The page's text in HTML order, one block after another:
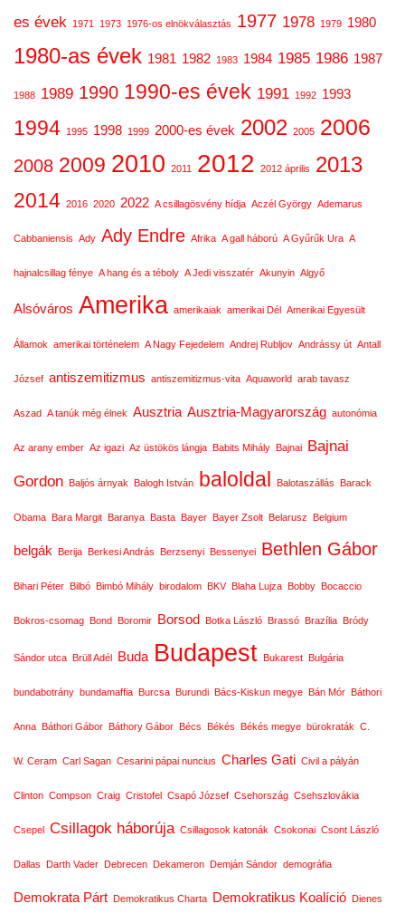
es évek 1971 1973 1976-os elnökválasztás 1977 1978 1979 1980
1980-as évek 1981 1982 1983 1984 1985 1986 1987
1988 1989 1990 1990-es évek 1991 1992 1993
1994 1995 1998 1999 2000-es évek 2002 2005 2006
2008 2009 2010 2011 2012 2012 április 2013
2014 2016 2020 2022 A csillagösvény hídja Aczél György Ademarus
Cabbaniensis Ady Ady Endre Afrika A gall háború A Gyűrűk Ura A
hajnalcsillag fénye A hang és a téboly A Jedi visszatér Akunyin Algyő
Alsóváros Amerika amerikaiak amerikai Dél Amerikai Egyesült
Államok amerikai történelem A Nagy Fejedelem Andrej Rubljov Andrássy út Antall
József antiszemitizmus antiszemitizmus-vita Aquaworld arab tavasz
Aszad A tanúk még élnek Ausztria Ausztria-Magyarország autonómia
Az arany ember Az igazi Az üstökös lángja Babits Mihály Bajnai Bajnai
Gordon Baljós árnyak Balogh István baloldal Balotaszállás Barack
Obama Bara Margit Baranya Basta Bayer Bayer Zsolt Belarusz Belgium
belgák Berija Berkesi András Berzsenyi Bessenyei Bethlen Gábor
Bihari Péter Bilbó Bimbó Mihály birodalom BKV Blaha Lujza Bobby Bocaccio
Bokros-csomag Bond Boromir Borsod Botka László Brassó Brazília Bródy
Sándor utca Brüll Adél Buda Budapest Bukarest Bulgária
bundabotrány bundamaffia Burcsa Burundi Bács-Kiskun megye Bán Mór Báthori
Anna Báthori Gábor Báthory Gábor Bécs Békés Békés megye bürokraták C.
W. Ceram Carl Sagan Cesarini pápai nuncius Charles Gati Civil a pályán
Clinton Compson Craig Cristofel Csapó József Csehország Csehszlovákia
Csepel Csillagok háborúja Csillagosok katonák Csokonai Csont László
Dallas Darth Vader Debrecen Dekameron Demján Sándor demográfia
Demokrata Párt Demokratikus Charta Demokratikus Koalíció Dienes